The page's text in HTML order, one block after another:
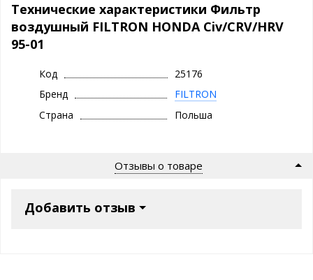
Технические характеристики Фильтр
воздушный FILTRON HONDA Civ/CRV/HRV
95-01
Код
25176
Бренд
FILTRON
Страна
Польша
Отзывы о товаре
Добавить отзыв